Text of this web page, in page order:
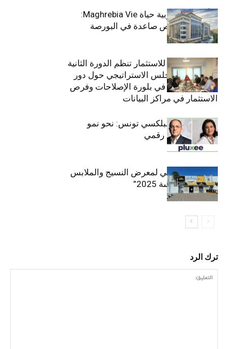
التأمينات المغربية حياة Maghrebia Vie:
فاعل رائد بفرص صاعدة في البورصة
(+34.8%)
الهيئة التونسية للاستثمار تنظم الدورة الثانية
والعشرين للمجلس الاستراتيجي حول دور
القطاع الخاص في بلورة الإصلاحات وفرص
الاستثمار في مراكز البيانات
قيادة مزدوجة لبلكسي تونس: نحو نمو
متسارع وتحول رقمي
الافتتاح الرسمي لمعرض النسيج والملابس
“إنترتكس سوسة 2025”
ترك الرد